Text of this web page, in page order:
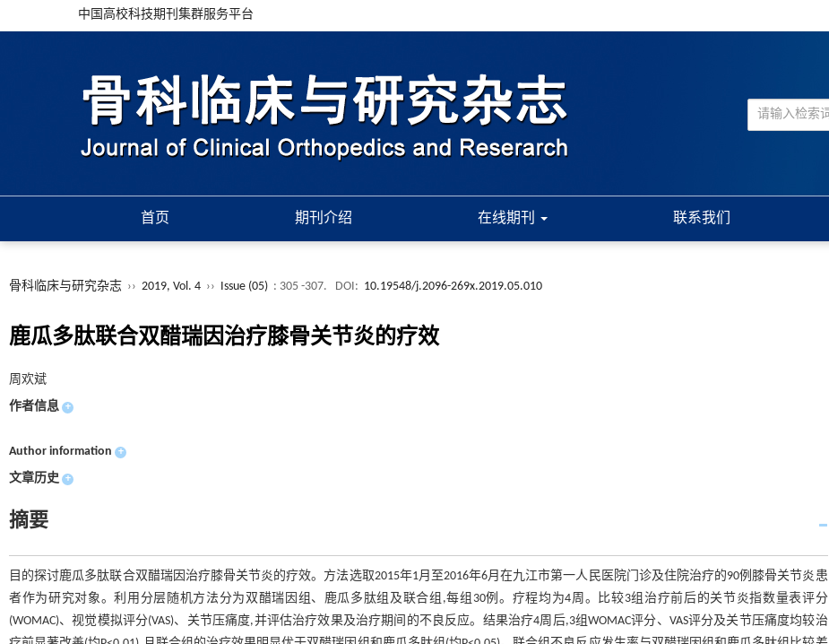
中国高校科技期刊集群服务平台
首页 期刊介绍 在线期刊 联系我们
骨科临床与研究杂志 ›› 2019, Vol. 4 ›› Issue (05) : 305 -307. DOI: 10.19548/j.2096-269x.2019.05.010
鹿瓜多肽联合双醋瑞因治疗膝骨关节炎的疗效
周欢斌
作者信息 +
Author information +
文章历史 +
摘要
目的探讨鹿瓜多肽联合双醋瑞因治疗膝骨关节炎的疗效。方法选取2015年1月至2016年6月在九江市第一人民医院门诊及住院治疗的90例膝骨关节炎患
者作为研究对象。利用分层随机方法分为双醋瑞因组、鹿瓜多肽组及联合组,每组30例。疗程均为4周。比较3组治疗前后的关节炎指数量表评分
(WOMAC)、视觉模拟评分(VAS)、关节压痛度,并评估治疗效果及治疗期间的不良反应。结果治疗4周后,3组WOMAC评分、VAS评分及关节压痛度均较治